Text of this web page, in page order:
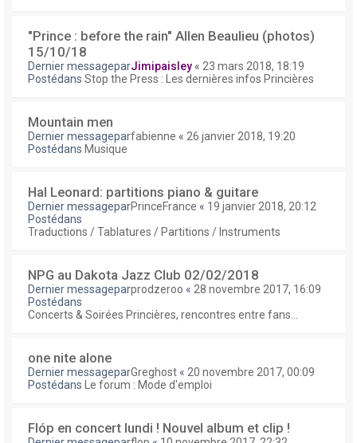
"Prince : before the rain" Allen Beaulieu (photos)
15/10/18
Dernier messageparJimipaisley « 23 mars 2018, 18:19
Postédans Stop the Press : Les dernières infos Princières
Mountain men
Dernier messageparfabienne « 26 janvier 2018, 19:20
Postédans Musique
Hal Leonard: partitions piano & guitare
Dernier messageparPrinceFrance « 19 janvier 2018, 20:12
Postédans
Traductions / Tablatures / Partitions / Instruments
NPG au Dakota Jazz Club 02/02/2018
Dernier messageparprodzeroo « 28 novembre 2017, 16:09
Postédans
Concerts & Soirées Princières, rencontres entre fans...
one nite alone
Dernier messageparGreghost « 20 novembre 2017, 00:09
Postédans
Le forum : Mode d'emploi
Flóp en concert lundi ! Nouvel album et clip !